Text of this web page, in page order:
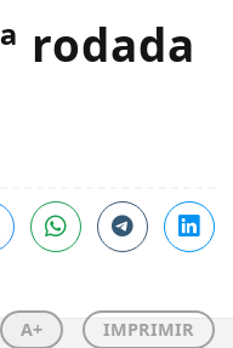
rodada
A+ IMPRIMIR